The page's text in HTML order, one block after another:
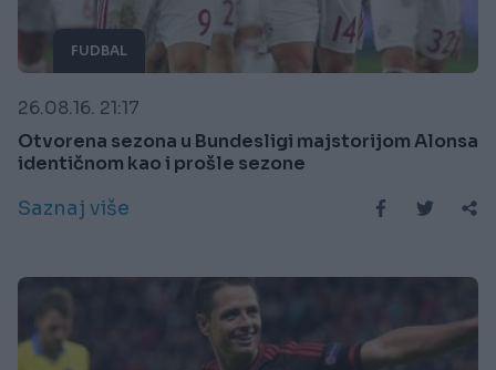
FUDBAL
26.08.16. 21:17
Otvorena sezona u Bundesligi majstorijom Alonsa
identičnom kao i prošle sezone
Saznaj više